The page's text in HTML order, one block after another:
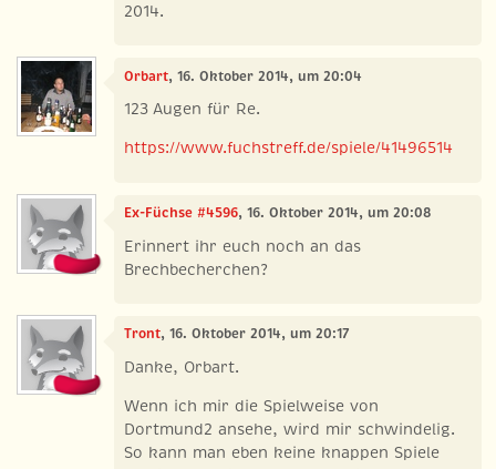
2014.
Orbart, 16. Oktober 2014, um 20:04
123 Augen für Re.
https://www.fuchstreff.de/spiele/41496514
Ex-Füchse #4596, 16. Oktober 2014, um 20:08
Erinnert ihr euch noch an das
Brechbecherchen?
Tront, 16. Oktober 2014, um 20:17
Danke, Orbart.
Wenn ich mir die Spielweise von
Dortmund2 ansehe, wird mir schwindelig.
So kann man eben keine knappen Spiele